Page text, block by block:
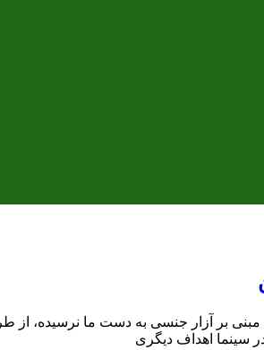
بر آزار جنسی به دست ما نرسیده، از
سینما اهداف دیگری